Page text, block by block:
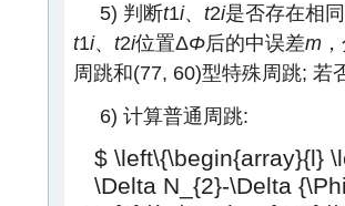
5) 判断t1i、 t2i是否存在相
t1i、 t2i位置ΔΦ后的中误差m
周跳和(77, 60)型特殊周跳; 若
6) 计算普通周跳:
$ \left\{\begin{array}{l}
\Delta N_{2}-\Delta